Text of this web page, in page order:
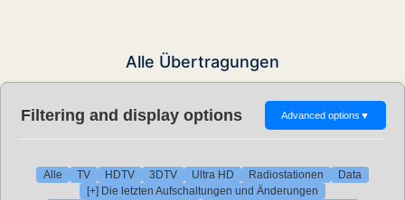
Alle Übertragungen
Filtering and display options Advanced options ▼
Alle TV HDTV 3DTV Ultra HD Radiostationen
Data
[+] Die letzten Aufschaltungen und Änderungen